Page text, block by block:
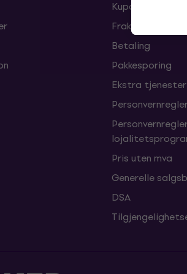
Kuponger
Fraktkostnader
Betaling
Pakkesporing
Ekstra tjenester
Pris uten mva
Generelle
DSA